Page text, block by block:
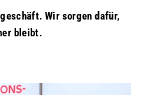
Wir sorgen dafür,
bleibt.